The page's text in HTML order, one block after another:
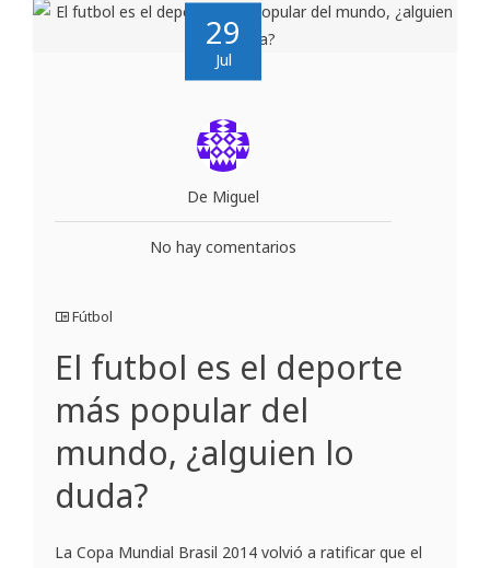
29
Jul
De Miguel
No hay comentarios
Fútbol
El futbol es el deporte
más popular del
mundo, ¿alguien lo
duda?
La Copa Mundial Brasil 2014 volvió a ratificar que el